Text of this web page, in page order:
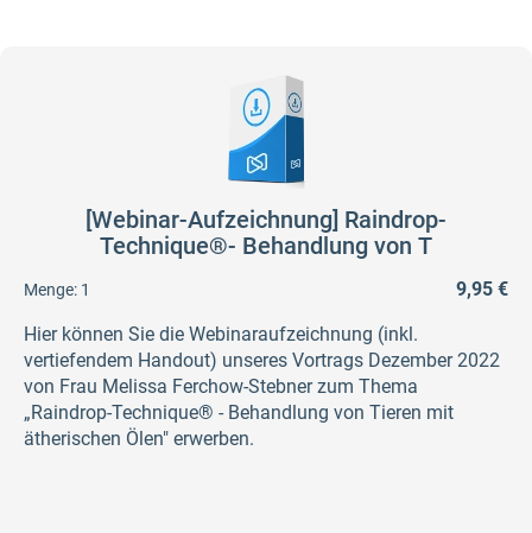
[Webinar-Aufzeichnung] Raindrop-
Technique®- Behandlung von T
Menge: 1
9,95 €
Hier können Sie die Webinaraufzeichnung (inkl.
vertiefendem Handout) unseres Vortrags Dezember 2022
von Frau Melissa Ferchow-Stebner zum Thema
„Raindrop-Technique® - Behandlung von Tieren mit
ätherischen Ölen" erwerben.